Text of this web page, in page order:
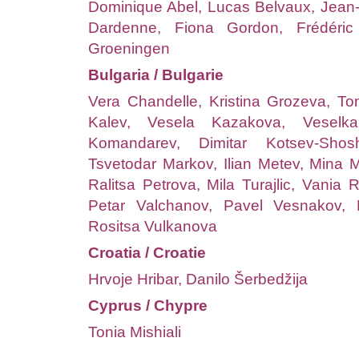
Dominique Abel, Lucas Belvaux,
Dardenne, Fiona Gordon,
Groeningen
Bulgaria / Bulgarie
Vera Chandelle, Kristina Grozeva,
Kalev, Vesela Kazakova,
Komandarev, Dimitar Kotsev-
Tsvetodar Markov, Ilian Metev, Mina
Ralitsa Petrova, Mila Turajlic, Vania
Petar Valchanov, Pavel Vesnakov,
Rositsa Vulkanova
Croatia / Croatie
Hrvoje Hribar, Danilo Šerbedžija
Cyprus / Chypre
Tonia Mishiali